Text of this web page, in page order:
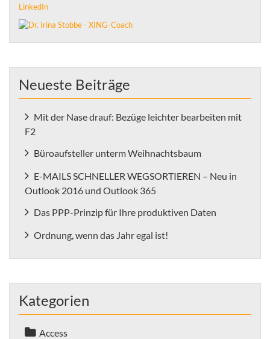
LinkedIn
Neueste Beiträge
Mit der Nase drauf: Bezüge leichter bearbeiten mit
F2
Büroaufsteller unterm Weihnachtsbaum
E-MAILS SCHNELLER WEGSORTIEREN – Neu in
Outlook 2016 und Outlook 365
Das PPP-Prinzip für Ihre produktiven Daten
Ordnung, wenn das Jahr egal ist!
Kategorien
Access